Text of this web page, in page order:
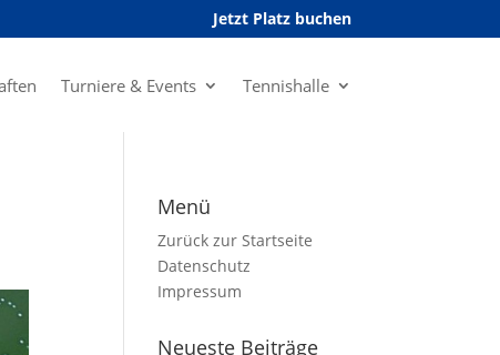
Jetzt Platz buchen
Turniere & Events Tennishalle
Menü
Zurück zur Startseite
Datenschutz
Impressum
Neueste Beiträge